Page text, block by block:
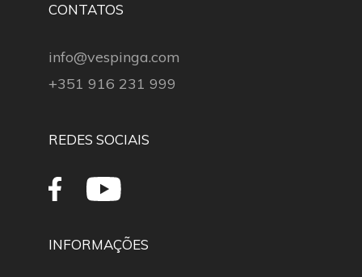
CONTATOS
info@vespinga.com
+351 916 231 999
REDES SOCIAIS
INFORMAÇÕES